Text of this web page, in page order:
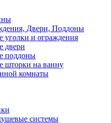
Двери, Поддоны
уголки и ограждения
двери
поддоны
шторки на ванну
комнаты
системы